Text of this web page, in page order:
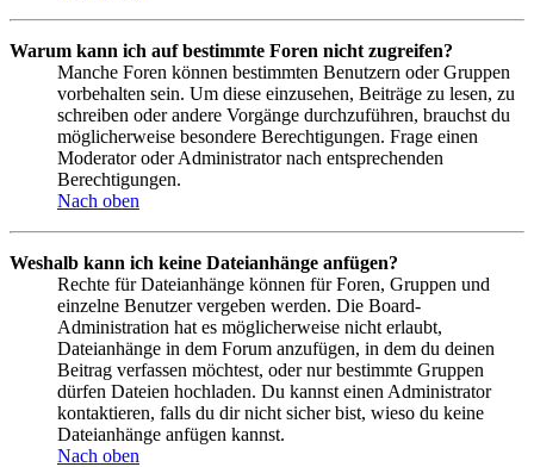
Warum kann ich auf bestimmte Foren nicht zugreifen?
Manche Foren können bestimmten Benutzern oder Gruppen
vorbehalten sein. Um diese einzusehen, Beiträge zu lesen, zu
schreiben oder andere Vorgänge durchzuführen, brauchst du
möglicherweise besondere Berechtigungen. Frage einen
Moderator oder Administrator nach entsprechenden
Berechtigungen.
Nach oben
Weshalb kann ich keine Dateianhänge anfügen?
Rechte für Dateianhänge können für Foren, Gruppen und
einzelne Benutzer vergeben werden. Die Board-
Administration hat es möglicherweise nicht erlaubt,
Dateianhänge in dem Forum anzufügen, in dem du deinen
Beitrag verfassen möchtest, oder nur bestimmte Gruppen
dürfen Dateien hochladen. Du kannst einen Administrator
kontaktieren, falls du dir nicht sicher bist, wieso du keine
Dateianhänge anfügen kannst.
Nach oben